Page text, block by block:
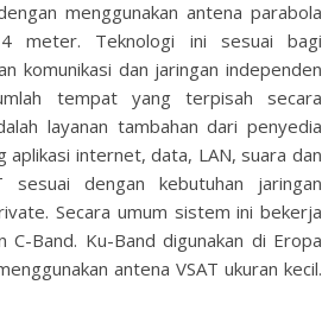
menggunakan antena parabola
meter. Teknologi ini sesuai bagi
komunikasi dan jaringan independen
tempat yang terpisah secara
layanan tambahan dari penyedia
aplikasi internet, data, LAN, suara dan
sesuai dengan kebutuhan jaringan
Secara umum sistem ini bekerja
Band. Ku-Band digunakan di Eropa
antena VSAT ukuran kecil.